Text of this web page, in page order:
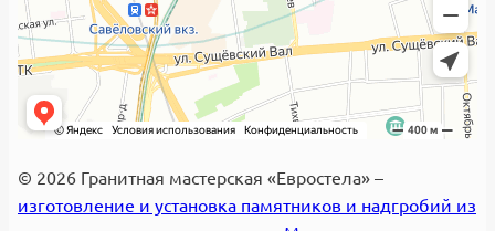
© 2026 Гранитная мастерская «Евростела» –
изготовление и установка памятников и надгробий из